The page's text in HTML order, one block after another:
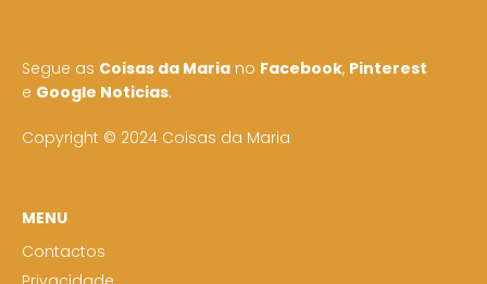
Segue as Coisas da Maria no Facebook, Pinterest
e Google Noticias.
Copyright © 2024 Coisas da Maria
MENU
Contactos